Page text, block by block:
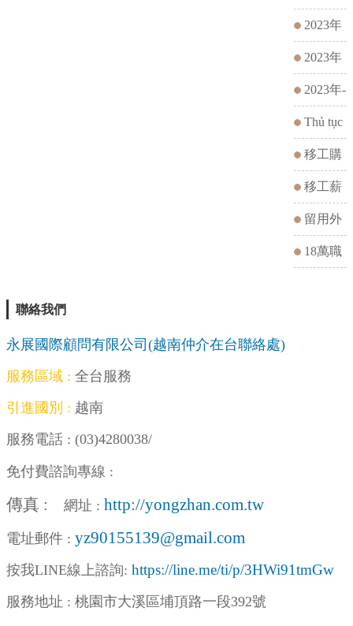
前訓練
台暑假打
工說明
第二站在
台暑假打
工說明
2023年
第一站在
台暑假打
工說明
2023年
入境台灣
營造工人
2023年-
永展招生
Thủ tục
đăng ký
biển số xe
điện
移工購
車雇主同
意書 公
版已發佈
移工薪
資調
漲!!!!!
留用外
國人力
18萬職
聯絡我們
永展國際顧問有限公司(越南仲介在台聯絡處)
服務區域 : 全台服務
引進國別 : 越南
服務電話 : (03)4280038/
免付費諮詢專線 :
傳真 : 網址 : http://yongzhan.com.tw
電址郵件 : yz90155139@gmail.com
按我LINE線上諮詢: https://line.me/ti/p/3HWi91tmGw
服務地址 : 桃園市大溪區埔頂路一段392號